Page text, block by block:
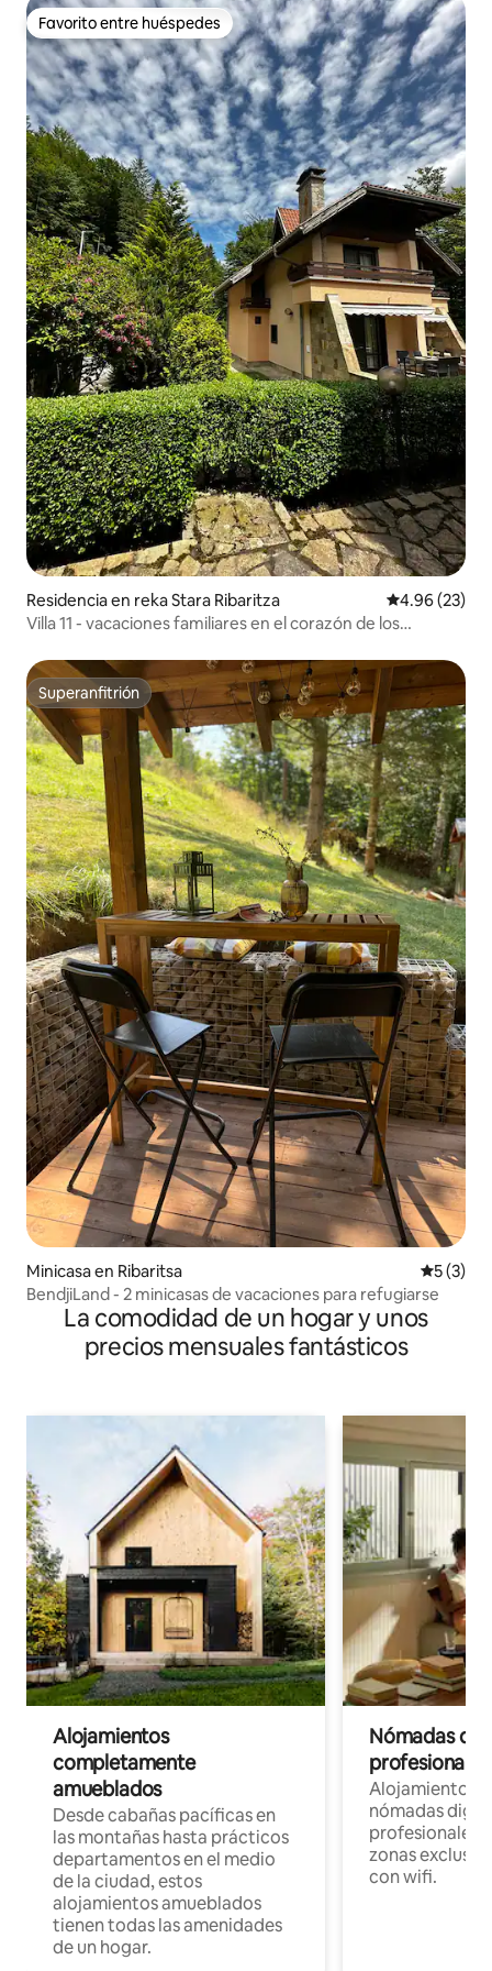
Favorito entre huéspedes
Favorito entre huéspedes
Residencia en reka Stara Ribaritza Calificación
4.96 (23)
Villa 11 - vacaciones familiares en el corazón de los
Superanfitrión
Superanfitrión
Minicasa en Ribaritsa
5 (3)
BendjiLand - 2 minicasas de vacaciones para refugiarse
La comodidad de un hogar y unos
precios mensuales fantásticos
Alojamientos
completamente
amueblados
Desde cabañas pacíficas en
las montañas hasta prácticos
departamentos en el medio
de la ciudad, estos
alojamientos amueblados
tienen todas las amenidades
de un hogar.
Nómadas
Alojamientos
nómadas
profesionales
zonas
con wifi.